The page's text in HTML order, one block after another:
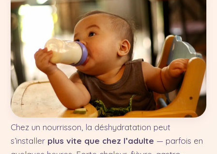
Chez un nourrisson, la déshydratation peut
s’installer plus vite que chez l’adulte — parfois en